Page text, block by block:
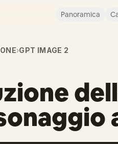
Panoramica
›GPT IMAGE 2